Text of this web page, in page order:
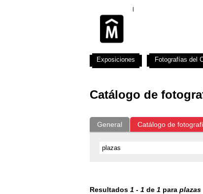
Catálogo de
General Catálogo de
Resultados 1 - 1 de 1 para plazas
Exposiciones Fotografías del